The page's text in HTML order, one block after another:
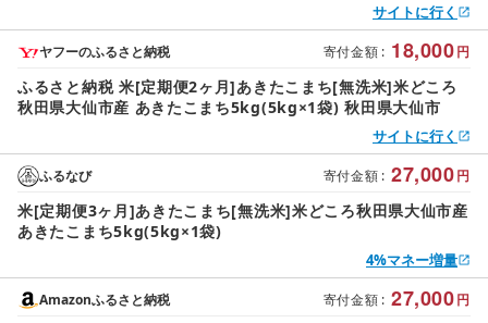
サイトに行く
寄付金額 : 18,000円
ヤフーのふるさと納税
ふるさと納税 米[定期便2ヶ月]あきたこまち[無洗米]米どころ
秋田県大仙市産 あきたこまち5kg(5kg×1袋) 秋田県大仙市
サイトに行く
寄付金額 : 27,000円
ふるなび
米[定期便3ヶ月]あきたこまち[無洗米]米どころ秋田県大仙市産
あきたこまち5kg(5kg×1袋)
4%マネー増量
寄付金額 : 27,000円
Amazonふるさと納税